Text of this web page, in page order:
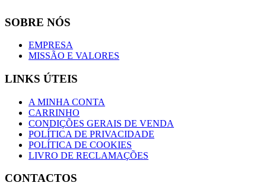
SOBRE NÓS
EMPRESA
MISSÃO E VALORES
LINKS ÚTEIS
A MINHA CONTA
CARRINHO
CONDIÇÕES GERAIS DE VENDA
POLÍTICA DE PRIVACIDADE
POLÍTICA DE COOKIES
LIVRO DE RECLAMAÇÕES
CONTACTOS